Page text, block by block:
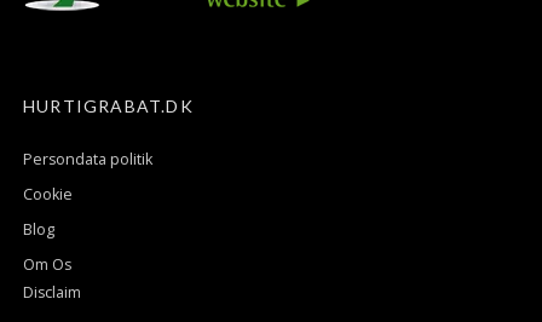
HURTIGRABAT.DK
Persondata politik
Cookie
Blog
Om Os
Disclaim